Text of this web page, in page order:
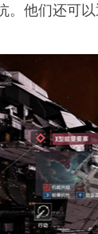
他们还可